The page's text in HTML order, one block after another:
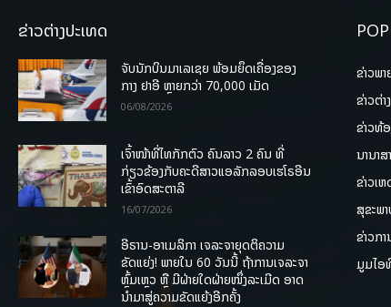
ຂ່າວຕ່າງປະເທດ
ຈັບນັກບິນມາເລເຊຍ ພ້ອມຍຶດເຄື່ອງຂອງ
ກາງ ຢາອີ ຫຼາຍກວ່າ 70,000 ເມັດ
06/08/2026
ເຈົ້າໜ້າທີ່ໄທກັກຕົວ ຄົນລາວ 2 ຄົນ ທີ່
ກ່ຽວຂ້ອງກັບຄະດີສາວແອລັກລອບເຮໂຣອີນ
ເຂົ້າອົດສະຕາລີ
16/07/2026
ອີຣານ-ອາເມລິກາ ເຈລະຈາຍຸດຕິຄວາມ
ຂັດແຍ່ງ! ພາຍໃນ 60 ວັນນີ້ ຖ້າການເຈລະຈາ
ຫຼົ້ມເຫຼວ ຫຼື ມີຝ່າຍໃດຝ່າຍໜຶ່ງລະເມີດ ອາດ
ນໍາມາສູ່ຄວາມຂັດແຍ້ງອີກຄັ້ງ
ຂ່າວພາ
ຂ່າວຕ່າ
ຂ່າວທ້
ນານາສ
ຂ່າວເ
ສຸຂະພ
ຂ່າວກ
ມູມໄອ